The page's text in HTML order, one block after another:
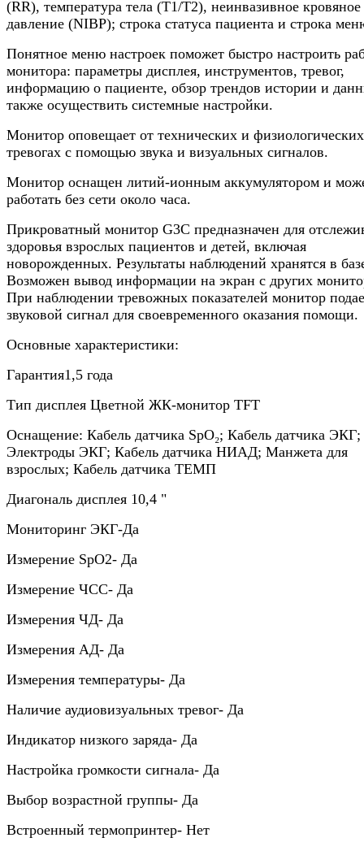
(RR), температура тела (T1/T2), неинвазивное кровяное
давление (NIBP); строка статуса пациента и строка
Понятное меню настроек поможет быстро настроить
монитора: параметры дисплея, инструментов, тревог,
информацию о пациенте, обзор трендов истории и
также осуществить системные настройки.
Монитор оповещает от технических и физиологических
тревогах с помощью звука и визуальных сигналов.
Монитор оснащен литий-ионным аккумулятором и
работать без сети около часа.
Прикроватный монитор G3C предназначен для
здоровья взрослых пациентов и детей, включая
новорожденных. Результаты наблюдений хранятся в
Возможен вывод информации на экран с других
При наблюдении тревожных показателей монитор
звуковой сигнал для своевременного оказания помощи.
Основные характеристики:
Гарантия1,5 года
Тип дисплея Цветной ЖК-монитор TFT
Оснащение: Кабель датчика SpO₂; Кабель датчика ЭКГ;
Электроды ЭКГ; Кабель датчика НИАД; Манжета для
взрослых; Кабель датчика ТЕМП
Диагональ дисплея 10,4 "
Мониторинг ЭКГ-Да
Измерение SpO2- Да
Измерение ЧСС- Да
Измерения ЧД- Да
Измерения АД- Да
Измерения температуры- Да
Наличие аудиовизуальных тревог- Да
Индикатор низкого заряда- Да
Настройка громкости сигнала- Да
Выбор возрастной группы- Да
Встроенный термопринтер- Нет